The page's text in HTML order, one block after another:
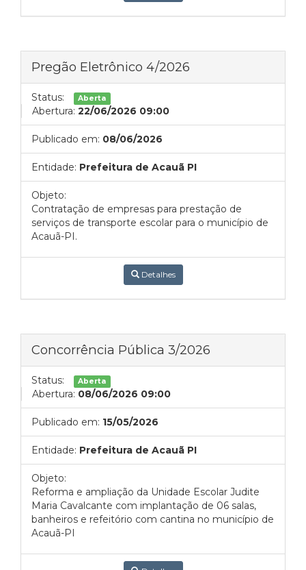
Pregão Eletrônico 4/2026
Status: Aberta
Abertura: 22/06/2026 09:00
Publicado em: 08/06/2026
Entidade: Prefeitura de Acauã PI
Objeto:
Contratação de empresas para prestação de
serviços de transporte escolar para o município de
Acauã-PI.
Detalhes
Concorrência Pública 3/2026
Status: Aberta
Abertura: 08/06/2026 09:00
Publicado em: 15/05/2026
Entidade: Prefeitura de Acauã PI
Objeto:
Reforma e ampliação da Unidade Escolar Judite
Maria Cavalcante com implantação de 06 salas,
banheiros e refeitório com cantina no município de
Acauã-PI